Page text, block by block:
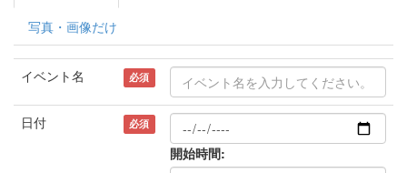
写真・画像だけ
イベント名 必須
日付 必須
開始時間: